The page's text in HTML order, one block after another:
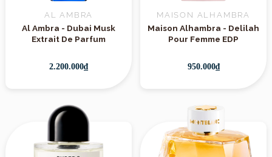
AL AMBRA
Al Ambra - Dubai Musk
Extrait De Parfum
2.200.000₫
MAISON ALHAMBRA
Maison Alhambra - Delilah
Pour Femme EDP
950.000₫